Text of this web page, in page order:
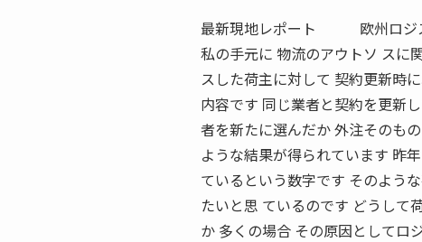
最新現地レポート 欧州ロジス
私の手元に 物流のアウトソ スに
スした荷主に対して 契約更新時
内容です 同じ業者と契約を更新
者を新たに選んだか 外注そのも
ような結果が得られています 昨
ているという数字です そのよう
たいと思 ているのです どうして
か 多くの場合 その原因としてロ